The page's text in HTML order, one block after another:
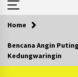
Trending
Home
Bencana Angin
Kedungwaringin